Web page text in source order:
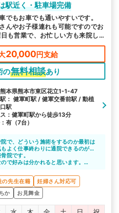
駅近く・駐車場完備
でもお車でも通いやすいです。
んやお子様連れも可能ですのでお
も営業で、お忙しい方も来院し
待ちしております。
20,000円支給
の無料相談あり
本県熊本市東区花立1-1-47
： 健軍町駅 / 健軍交番前駅 / 動植
駅
：健軍町駅から徒歩13分
有（7台）
で、どういう施術をするのか最初は
よく仕事終わりに通院できるのが良
院です。
で好みは分かれると思います。
の先生在籍
妊婦さん対応可
か お見舞金